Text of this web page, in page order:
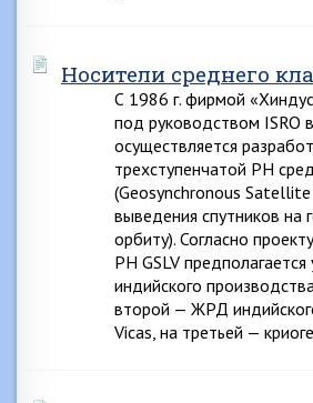
Носители среднего
С 1986 г. фирмой
под руководством ISRO
осуществляется
трехступенчатой РН
(Geosynchronous
выведения спутников на
орбиту). Согласно
РН GSLV
индийского
второй — ЖРД
Vicas, на третьей —